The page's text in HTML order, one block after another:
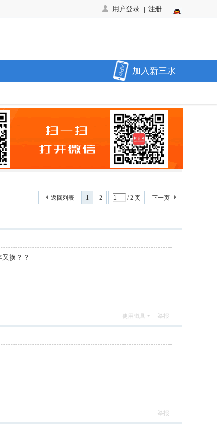
用户登录 注册
加入新三水
1 2 / 2 页 下一页
返回列表
换？？
使用道具 举报
举报